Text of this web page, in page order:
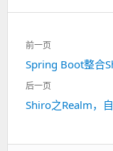
文
章
导
航
前一页
上
一
Spring Boot整合
后一页
下
Shiro之Realm，